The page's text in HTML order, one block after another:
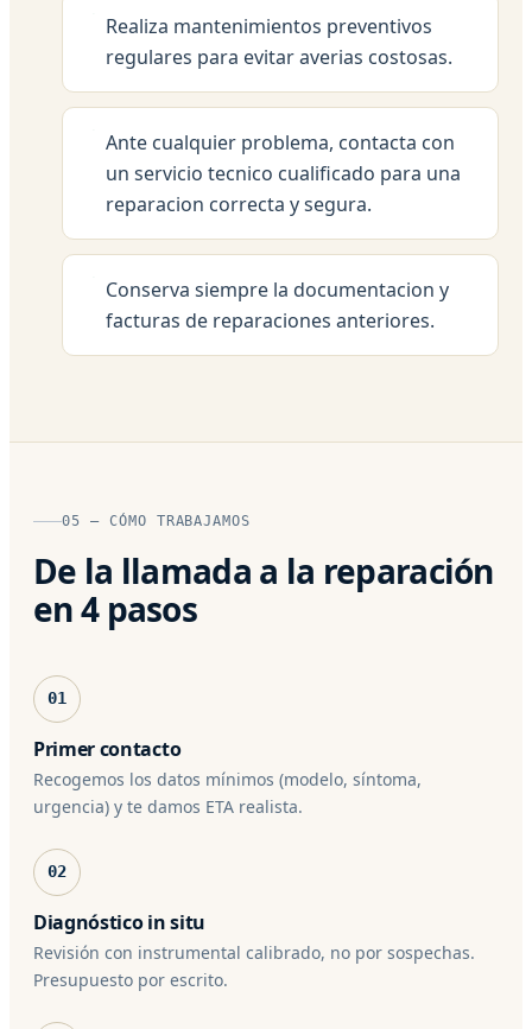
Realiza mantenimientos preventivos
regulares para evitar averias costosas.
Ante cualquier problema, contacta con
un servicio tecnico cualificado para una
reparacion correcta y segura.
Conserva siempre la documentacion y
facturas de reparaciones anteriores.
05 — CÓMO TRABAJAMOS
De la llamada a la reparación
en 4 pasos
01
Primer contacto
Recogemos los datos mínimos (modelo, síntoma,
urgencia) y te damos ETA realista.
02
Diagnóstico in situ
Revisión con instrumental calibrado, no por sospechas.
Presupuesto por escrito.